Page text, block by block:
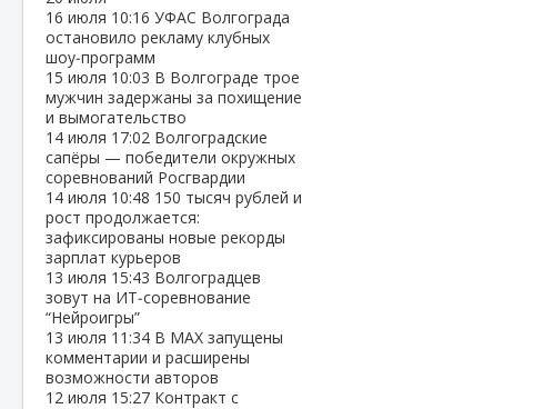
16 июля 10:16 УФАС Волгограда
остановило рекламу клубных
шоу‑программ
15 июля 10:03 В Волгограде трое
мужчин задержаны за похищение
и вымогательство
14 июля 17:02 Волгоградские
сапёры — победители окружных
соревнований Росгвардии
14 июля 10:48 150 тысяч рублей и
рост продолжается:
зафиксированы новые рекорды
зарплат курьеров
13 июля 15:43 Волгоградцев
зовут на ИТ‑соревнование
“Нейроигры”
13 июля 11:34 В МАХ запущены
комментарии и расширены
возможности авторов
12 июля 15:27 Контракт с